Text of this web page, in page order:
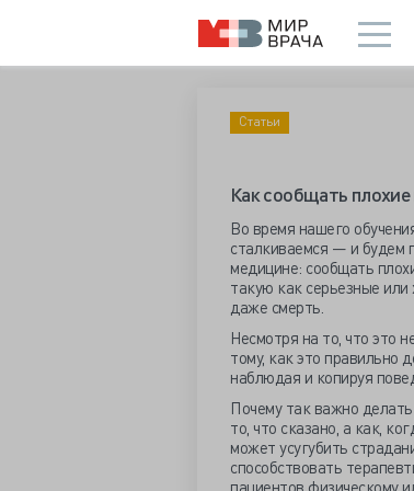
Статьи
Как сообщать плохие
Во время нашего
сталкиваемся — и будем
медицине: сообщать
такую как серьезные или
даже смерть.
Несмотря на то, что это
тому, как это правильно
наблюдая и копируя
Почему так важно
то, что сказано, а как,
может усугубить
способствовать
пациентов физическому